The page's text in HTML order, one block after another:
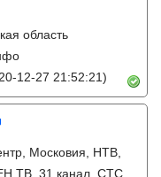
область
12-27 21:52:21)
Московия, НТВ,
ТВ, 31 канал, СТС,